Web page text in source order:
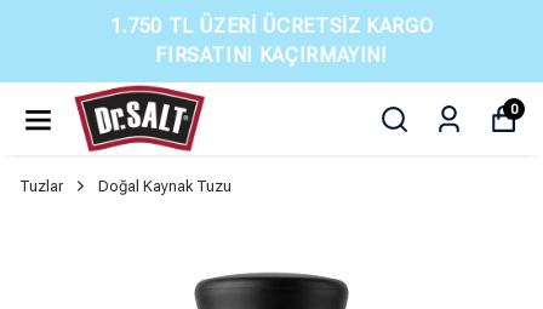
1.750 TL ÜZERI ÜCRETSIZ KARGO
FIRSATINI KAÇIRMAYIN!
0
Tuzlar Doğal Kaynak Tuzu